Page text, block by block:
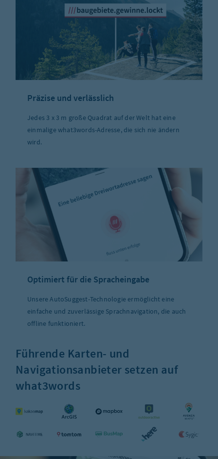
Präzise und verlässlich
Jedes 3 x 3 m große Quadrat auf der Welt hat eine
einmalige what3words-Adresse, die sich nie ändern
wird.
Optimiert für die Spracheingabe
Unsere AutoSuggest-Technologie ermöglicht eine
einfache und zuverlässige Sprachnavigation, die auch
offline funktioniert.
Führende Karten- und
Navigationsanbieter setzen auf
what3words